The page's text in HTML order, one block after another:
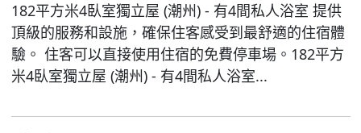
182平方米4臥室獨立屋 (潮州) - 有4間私人浴室 提供
頂級的服務和設施，確保住客感受到最舒適的住宿體
驗。 住客可以直接使用住宿的免費停車場。182平方
米4臥室獨立屋 (潮州) - 有4間私人浴室...